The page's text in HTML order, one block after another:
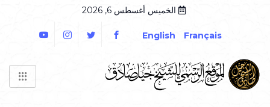
الخميس أغسطس 6, 2026
Français
English